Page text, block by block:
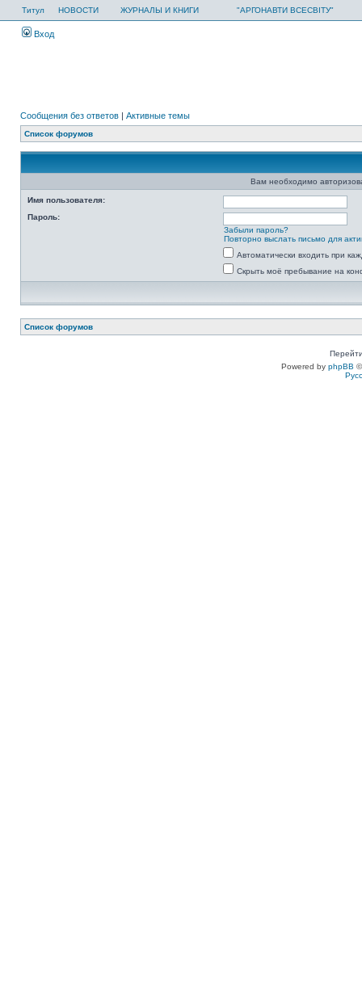
Титул НОВОСТИ ЖУРНАЛЫ И КНИГИ "АРГОНАВТИ ВСЕСВІТУ"
Вход
Сообщения без ответов | Активные темы
Список форумов
Вам необходимо
Имя пользователя:
Пароль:
Забыли пароль?
Повторно выслать письмо для
Автоматически входить при
Скрыть моё пребывание на
Список форумов
Powered by phpBB